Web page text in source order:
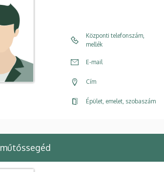
Központi telefonszám,
mellék
E-mail
Cím
Épület, emelet, szobaszám
műtőssegéd